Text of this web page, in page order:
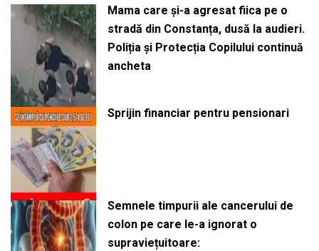
Mama care și-a agresat fiica pe o
stradă din Constanța, dusă la audieri.
Poliția și Protecția Copilului continuă
ancheta
Sprijin financiar pentru pensionari
Semnele timpurii ale cancerului de
colon pe care le-a ignorat o
supraviețuitoare: